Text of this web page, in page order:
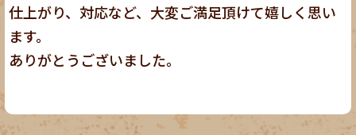
仕上がり、対応など、大変ご満足頂けて嬉しく思い
ます。
ありがとうございました。